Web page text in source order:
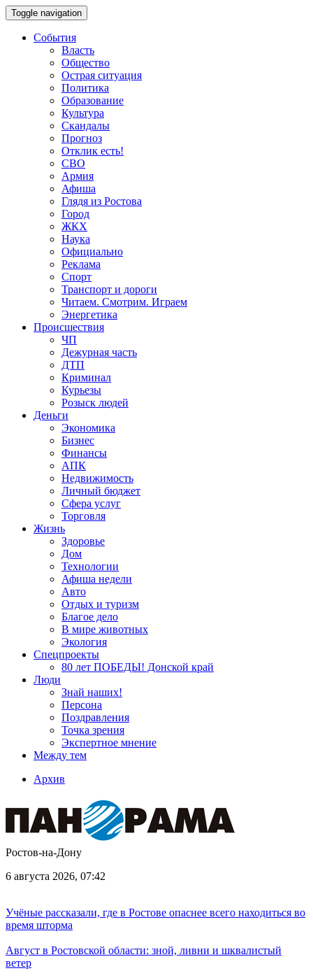
Toggle navigation
События
Власть
Общество
Острая ситуация
Политика
Образование
Культура
Скандалы
Прогноз
Отклик есть!
СВО
Армия
Афиша
Глядя из Ростова
Город
ЖКХ
Наука
Официально
Реклама
Спорт
Транспорт и дороги
Читаем. Смотрим. Играем
Энергетика
Происшествия
ЧП
Дежурная часть
ДТП
Криминал
Курьезы
Розыск людей
Деньги
Экономика
Бизнес
Финансы
АПК
Недвижимость
Личный бюджет
Сфера услуг
Торговля
Жизнь
Здоровье
Дом
Технологии
Афиша недели
Авто
Отдых и туризм
Благое дело
В мире животных
Экология
Спецпроекты
80 лет ПОБЕДЫ! Донской край
Люди
Знай наших!
Персона
Поздравления
Точка зрения
Экспертное мнение
Между тем
Архив
Ростов-на-Дону
6 августа 2026, 07:42
Учёные рассказали, где в Ростове опаснее всего находиться во
время шторма
Август в Ростовской области: зной, ливни и шквалистый
ветер